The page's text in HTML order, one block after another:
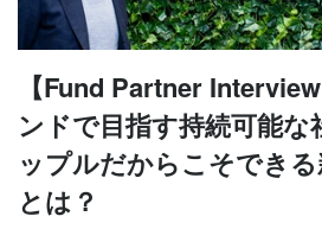
【Fund Partner
ンドで目指す持続可能な
ップルだからこそでき
とは？